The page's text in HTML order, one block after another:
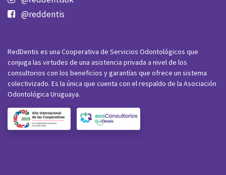
@reddentis
RedDentis es una Cooperativa de Servicios Odontológicos que
conjuga las virtudes de una asistencia privada a nivel de los
consultorios con los beneficios y garantías que ofrece un sistema
colectivizado. Es la única que cuenta con el respaldo de la Asociación
Odontológica Uruguaya.